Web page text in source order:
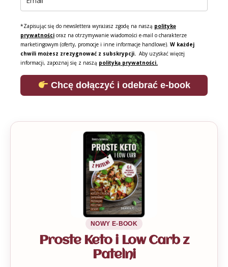
*Zapisując się do newslettera wyrażasz zgodę na naszą politykę
prywatności oraz na otrzymywanie wiadomości e-mail o charakterze
marketingowym (oferty, promocje i inne informacje handlowe). W każdej
chwili możesz zrezygnować z subskrypcji. Aby uzyskać więcej
informacji, zapoznaj się z naszą polityką prywatności.
Chcę dołączyć i odebrać e-book
NOWY E-BOOK
Proste Keto i Low Carb z
Patelni